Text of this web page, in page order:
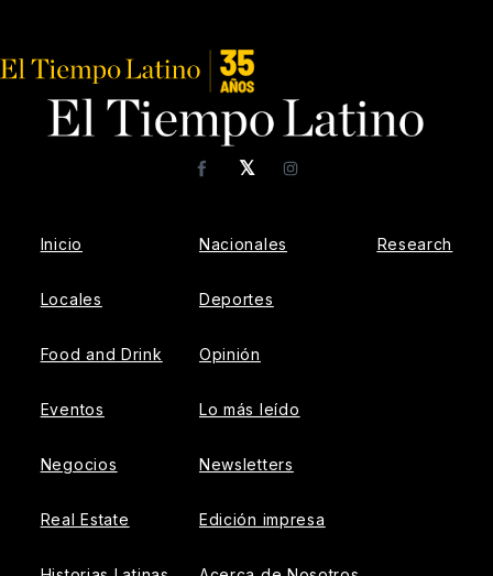
𝕏
FacebookInstagram
Inicio
Locales
Food and Drink
Eventos
Negocios
Real Estate
Nacionales
Deportes
Opinión
Lo más leído
Newsletters
Edición impresa
Research